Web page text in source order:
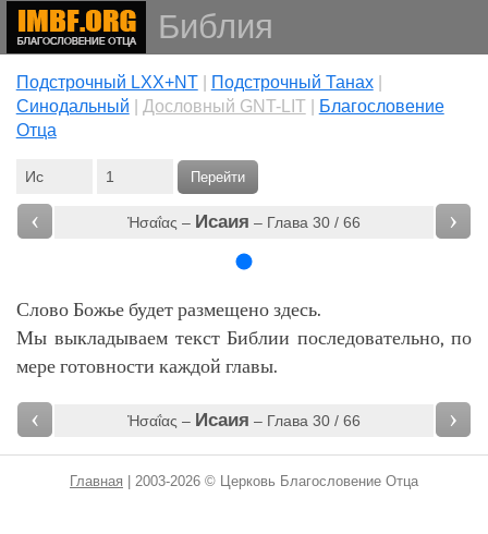
Библия
Подстрочный LXX+NT| Подстрочный Танах|
Cинодальный
Дословный GNT-LIT|
Благословение
Отца
Перейти
‹ Ἠσαΐας – Исаия – Глава 30 / 66 ›
Слово Божье будет размещено здесь.
Мы выкладываем текст Библии последовательно, по
мере готовности каждой главы.
‹ Ἠσαΐας – Исаия – Глава 30 / 66 ›
Главная | 2003-2026 © Церковь Благословение Отца